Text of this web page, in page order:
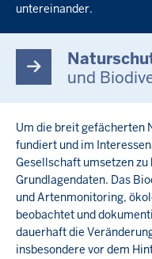
untereinander.
und
Um die breit gefächerten
fundiert und im
Gesellschaft umsetzen
Grundlagendaten. Das
und Artenmonitoring,
beobachtet und
dauerhaft die
insbesondere vor dem